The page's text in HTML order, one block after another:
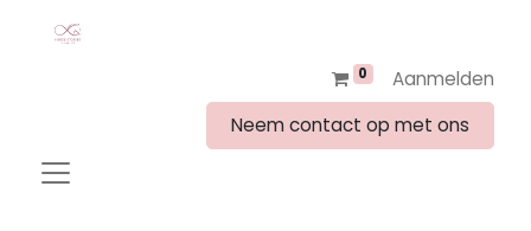
0
Aanmelden
Neem contact op met ons